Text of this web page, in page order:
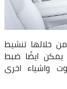
خلالها تنشيط
يمكن ايضًا ضبط
واشياء اخرى